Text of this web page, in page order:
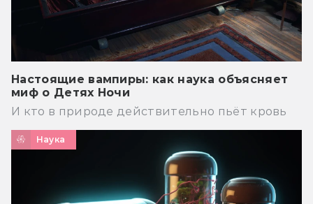
Настоящие вампиры: как наука объясняет
миф о Детях Ночи
И кто в природе действительно пьёт кровь
Наука